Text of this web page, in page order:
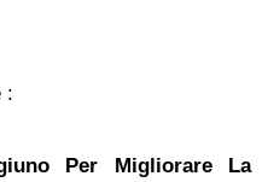
:
Per Migliorare La